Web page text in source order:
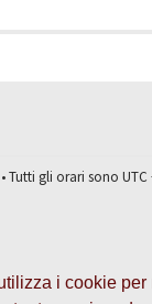
i cookie per
Tutti gli orari sono UTC